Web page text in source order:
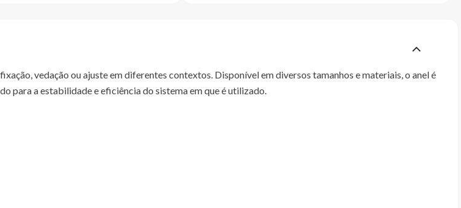
vedação ou ajuste em diferentes contextos. Disponível em diversos tamanhos e materiais, o anel é
para a estabilidade e eficiência do sistema em que é utilizado.